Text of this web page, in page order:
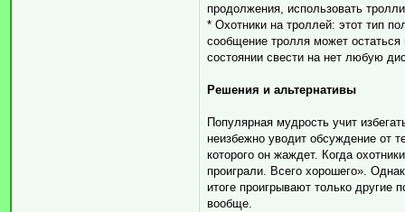
продолжения, использовать
* Охотники на троллей: этот тип
сообщение тролля может остаться
состоянии свести на нет любую
Решения и альтернативы
Популярная мудрость учит
неизбежно уводит обсуждение от
которого он жаждет. Когда
проиграли. Всего хорошего».
итоге проигрывают только
вообще.